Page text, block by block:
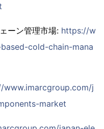
ーン管理市場: https://w
cold-chain-mana
www.imarcgroup.com/j
market